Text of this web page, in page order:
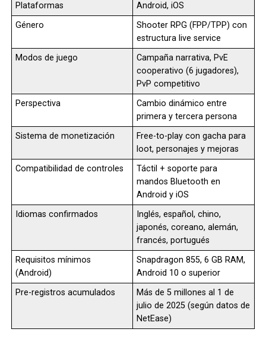
Plataformas
Android, iOS
Género
Shooter RPG (FPP/TPP) con
estructura live service
Modos de juego
Campaña narrativa, PvE
cooperativo (6 jugadores),
PvP competitivo
Perspectiva
Cambio dinámico entre
primera y tercera persona
Sistema de monetización
Free-to-play con gacha para
loot, personajes y mejoras
Compatibilidad de controles
Táctil + soporte para
mandos Bluetooth en
Android y iOS
Idiomas confirmados
Inglés, español, chino,
japonés, coreano, alemán,
francés, portugués
Requisitos mínimos
(Android)
Snapdragon 855, 6 GB RAM,
Android 10 o superior
Pre-registros acumulados
Más de 5 millones al 1 de
julio de 2025 (según datos de
NetEase)